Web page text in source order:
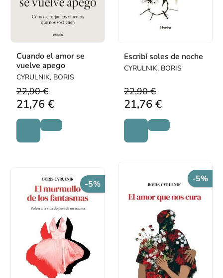
Cuando el amor se
vuelve apego
CYRULNIK, BORIS
22,90 €
21,76 €
Escribí soles de noche
CYRULNIK, BORIS
22,90 €
21,76 €
-5% -5%